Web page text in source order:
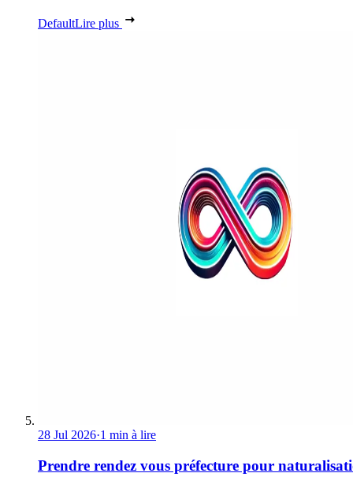
DefaultLire plus
28 Jul 2026·1 min à lire
Prendre rendez vous préfecture pour